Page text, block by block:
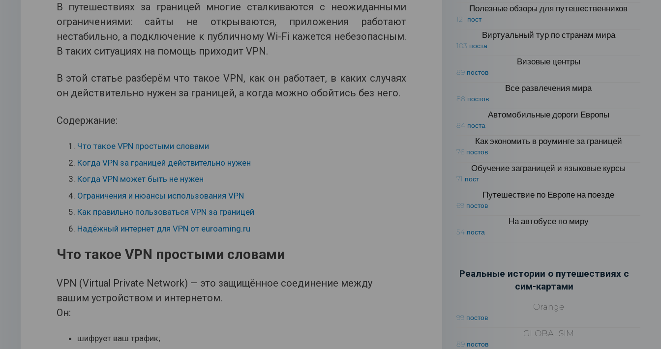
В путешествиях за границей многие сталкиваются с неожиданными
ограничениями: сайты не открываются, приложения работают
нестабильно, а подключение к публичному Wi-Fi кажется небезопасным.
В таких ситуациях на помощь приходит VPN.
В этой статье разберём что такое VPN, как он работает, в каких случаях
он действительно нужен за границей, а когда можно обойтись без него.
Содержание:
Что такое VPN простыми словами
Когда VPN за границей действительно нужен
Когда VPN может быть не нужен
Ограничения и нюансы использования VPN
Как правильно пользоваться VPN за границей
Надёжный интернет для VPN от euroaming.ru
Что такое VPN простыми словами
VPN (Virtual Private Network) — это защищённое соединение между
вашим устройством и интернетом.
Он:
шифрует ваш трафик;
Полезные обзоры для путешественников
121 пост
Виртуальный тур по странам мира
103 поста
Визовые центры
89 постов
Все развлечения мира
88 постов
Автомобильные дороги Европы
84 поста
Как экономить в роуминге за границей
76 постов
Обучение заграницей и языковые курсы
71 пост
Путешествие по Европе на поезде
69 постов
На автобусе по миру
54 поста
Реальные истории о путешествиях с
сим-картами
Orange
99 постов
GLOBALSIM
89 постов